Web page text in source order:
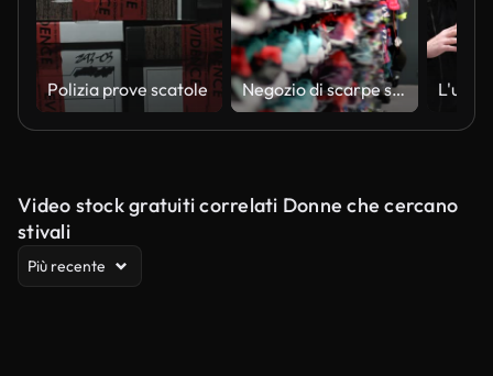
Polizia prove scatole Negozio di scarpe sportive
Video stock gratuiti correlati Donne che cercano
stivali
Più recente